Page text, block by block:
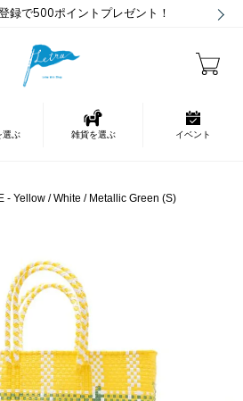
録で500ポイントプレゼント！
選ぶ 雑貨を選ぶ イベント
- Yellow / White / Metallic Green (S)